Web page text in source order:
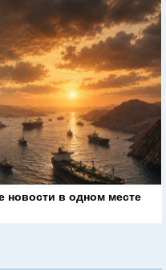
новости в одном месте